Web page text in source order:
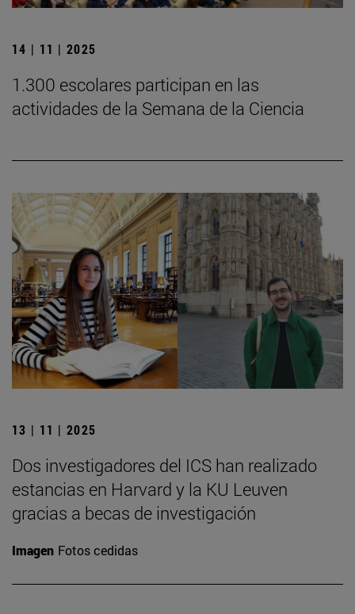
14 | 11 | 2025
1.300 escolares participan en las
actividades de la Semana de la Ciencia
13 | 11 | 2025
Dos investigadores del ICS han realizado
estancias en Harvard y la KU Leuven
gracias a becas de investigación
Imagen Fotos cedidas